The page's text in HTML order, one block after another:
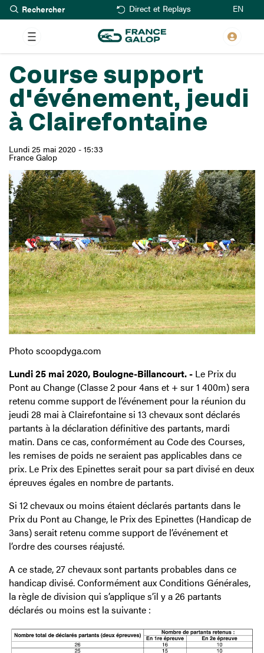
Aller
au
contenu
principal
Rechercher Direct et Replays EN
Course support
d'événement, jeudi
à Clairefontaine
Lundi 25 mai 2020 - 15:33
France Galop
Photo scoopdyga.com
Lundi 25 mai 2020, Boulogne-Billancourt. - Le Prix du
Pont au Change (Classe 2 pour 4ans et + sur 1 400m) sera
retenu comme support de l’événement pour la réunion du
jeudi 28 mai à Clairefontaine si 13 chevaux sont déclarés
partants à la déclaration définitive des partants, mardi
matin. Dans ce cas, conformément au Code des Courses,
les remises de poids ne seraient pas applicables dans ce
prix. Le Prix des Epinettes serait pour sa part divisé en deux
épreuves égales en nombre de partants.
Si 12 chevaux ou moins étaient déclarés partants dans le
Prix du Pont au Change, le Prix des Epinettes (Handicap de
3ans) serait retenu comme support de l’événement et
l’ordre des courses réajusté.
A ce stade, 27 chevaux sont partants probables dans ce
handicap divisé. Conformément aux Conditions Générales,
la règle de division qui s’applique s’il y a 26 partants
déclarés ou moins est la suivante :